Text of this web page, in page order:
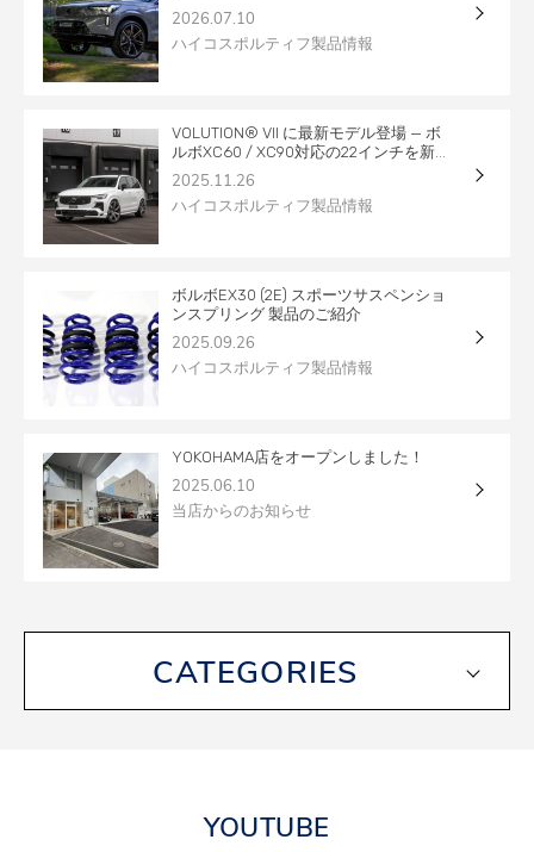
2026.07.10
ハイコスポルティフ製品情報
VOLUTION® VII に最新モデル登場 — ボ
ルボXC60 / XC90対応の22インチを新...
2025.11.26
ハイコスポルティフ製品情報
ボルボEX30 (2E) スポーツサスペンショ
ンスプリング 製品のご紹介
2025.09.26
ハイコスポルティフ製品情報
YOKOHAMA店をオープンしました！
2025.06.10
当店からのお知らせ
CATEGORIES
YOUTUBE